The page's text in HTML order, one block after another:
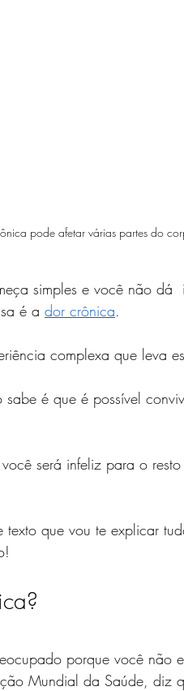
pode afetar várias partes do
simples e você não dá
é a dor crônica.
complexa que leva
é que é possível
será infeliz para o
texto que vou te explicar
porque você não
Mundial da Saúde, diz